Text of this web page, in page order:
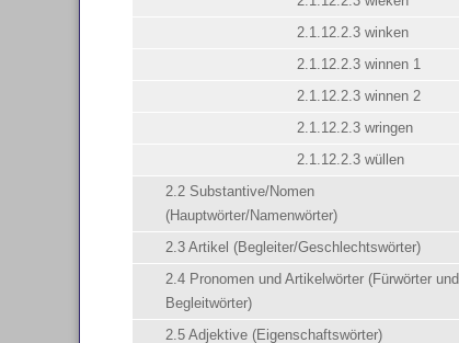
2.1.12.2.3 winken
2.1.12.2.3 winnen 1
2.1.12.2.3 winnen 2
2.1.12.2.3 wringen
2.1.12.2.3 wüllen
2.2 Substantive/Nomen
(Hauptwörter/Namenwörter)
2.3 Artikel (Begleiter/Geschlechtswörter)
2.4 Pronomen und Artikelwörter (Fürwörter und
Begleitwörter)
2.5 Adjektive (Eigenschaftswörter)